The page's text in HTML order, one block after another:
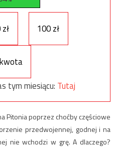
100 zł
tym miesiącu: Tutaj
Pitonia poprzez choćby częściowe
przedwojennej, godnej i na
nie wchodzi w grę. A dlaczego?